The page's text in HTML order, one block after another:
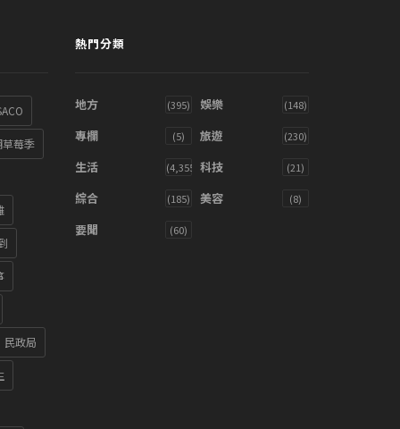
草莓季
民政局
熱門分類
地方 (395) 娛樂 (148)
專欄 (5) 旅遊 (230)
生活 (4,355) 科技 (21)
綜合 (185) 美容 (8)
要聞 (60)